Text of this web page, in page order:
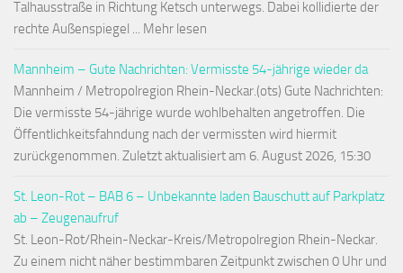
Talhausstraße in Richtung Ketsch unterwegs. Dabei kollidierte der
rechte Außenspiegel ... Mehr lesen
Mannheim – Gute Nachrichten: Vermisste 54-jährige wieder da
Mannheim / Metropolregion Rhein-Neckar.(ots) Gute Nachrichten:
Die vermisste 54-jährige wurde wohlbehalten angetroffen. Die
Öffentlichkeitsfahndung nach der vermissten wird hiermit
zurückgenommen. Zuletzt aktualisiert am 6. August 2026, 15:30
St. Leon-Rot – BAB 6 – Unbekannte laden Bauschutt auf Parkplatz
ab – Zeugenaufruf
St. Leon-Rot/Rhein-Neckar-Kreis/Metropolregion Rhein-Neckar.
Zu einem nicht näher bestimmbaren Zeitpunkt zwischen 0 Uhr und